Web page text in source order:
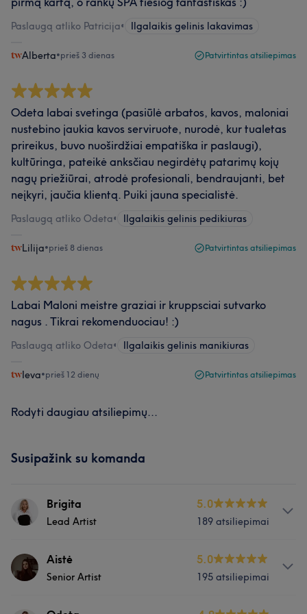
Paslaugą atliko Patricija• Ilgalaikis gelinis lakavimas
Alberta•prieš 3 dienas Patvirtintas atsiliepimas
Odeta labai svetinga (pasiūlė arbatos, kavos, maloniai
nustebino jaukia kavos serviruote, nurodė, kur tualetas
prireikus, buvo nuoširdžiai empatiška ir paslaugi),
kultūringa, pateikė anksčiau negirdėtų patarimų kojų
nagų priežiūrai, atrodė profesionali, bendraujanti, bet
neįkyri, jaučia klientą. Puiki jauna specialistė.
Paslaugą atliko Odeta• Ilgalaikis gelinis pedikiuras
Lilija•prieš 8 dienas Patvirtintas atsiliepimas
Labai Maloni meistre graziai ir kruppsciai sutvarko
nagus . Tikrai rekomenduociau! :)
Paslaugą atliko Odeta• Ilgalaikis gelinis manikiuras
Ieva•prieš 12 dienų Patvirtintas atsiliepimas
Rodyti daugiau atsiliepimų...
Susipažink su komanda
Brigita
Lead Artist
5.0
189 atsiliepimai
Apie
Aukščiausias meistriškumo lygis ir individualiai kuriama
Aistė
Senior Artist
5.0
195 atsiliepimai